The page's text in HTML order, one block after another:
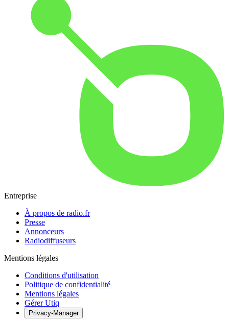
Entreprise
À propos de radio.fr
Presse
Annonceurs
Radiodiffuseurs
Mentions légales
Conditions d'utilisation
Politique de confidentialité
Mentions légales
Gérer Utiq
Privacy-Manager